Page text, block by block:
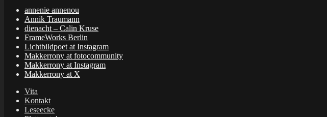
annenie annenou
Annik Traumann
dienacht – Calin Kruse
FrameWorks Berlin
Lichtbildpoet at Instagram
Makkerrony at fotocommunity
Makkerrony at Instagram
Makkerrony at X
Vita
Kontakt
Leseecke